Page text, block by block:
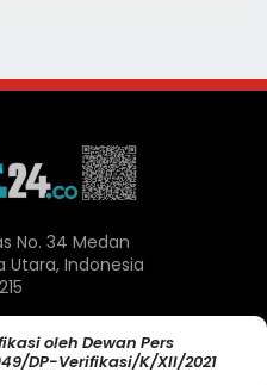
No. 34 Medan
Utara, Indonesia
oleh Dewan Pers
DP-Verifikasi/K/XII/2021